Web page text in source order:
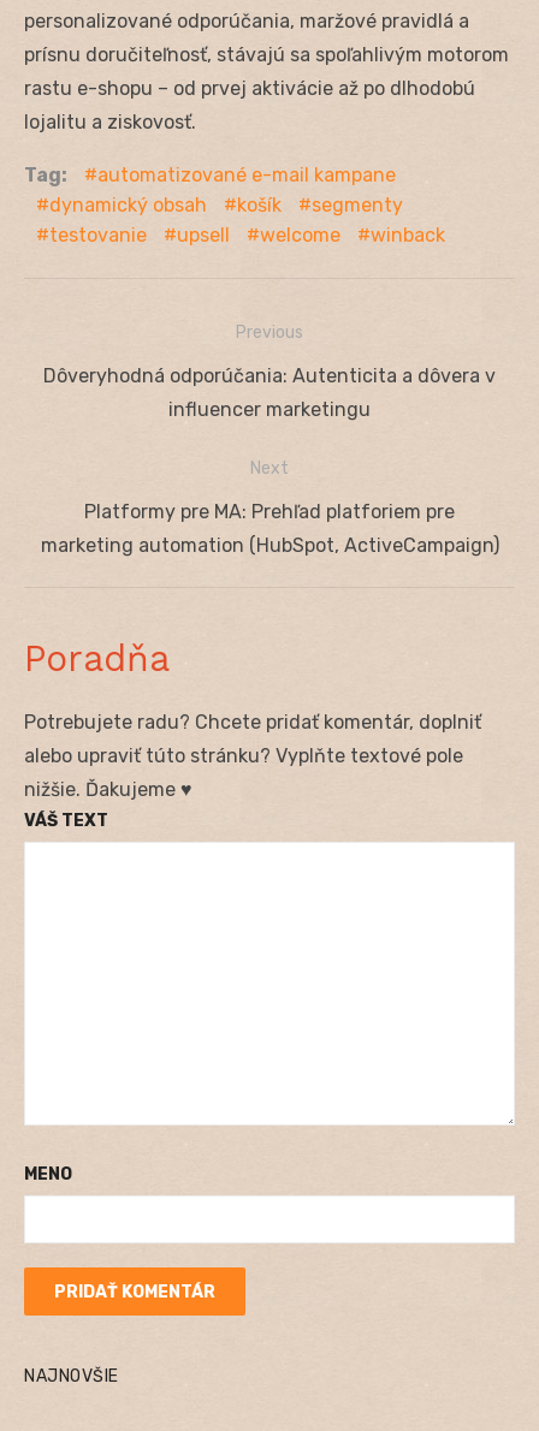
personalizované odporúčania, maržové pravidlá a
prísnu doručiteľnosť, stávajú sa spoľahlivým motorom
rastu e-shopu – od prvej aktivácie až po dlhodobú
lojalitu a ziskovosť.
Tag:
automatizované e-mail kampane
dynamický obsah
košík
segmenty
testovanie
upsell welcome winback
Navigácia
Previous
Previous
Dôveryhodná odporúčania: Autenticita a dôvera v
influencer marketingu
Next
post:
Platformy pre MA: Prehľad platforiem pre
marketing automation (HubSpot, ActiveCampaign)
Poradňa
Potrebujete radu? Chcete pridať komentár, doplniť
alebo upraviť túto stránku? Vyplňte textové pole
nižšie. Ďakujeme ♥
VÁŠ TEXT
MENO
NAJNOVŠIE